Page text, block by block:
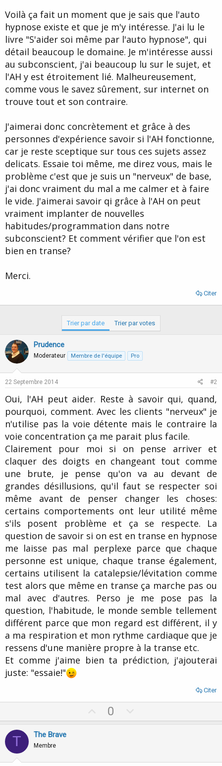
e
a
d
i
c
u
s
i
Voilà ça fait un moment que je sais que l'auto
hypnose existe et que je m'y intéresse. J'ai lu le
livre "S'aider soi même par l'auto hypnose", qui
détail beaucoup le domaine. Je m'intéresse aussi
au subconscient, j'ai beaucoup lu sur le sujet, et
l'AH y est étroitement lié. Malheureusement,
comme vous le savez sûrement, sur internet on
trouve tout et son contraire.
J'aimerai donc concrètement et grâce à des
personnes d'expérience savoir si l'AH fonctionne,
car je reste sceptique sur tous ces sujets assez
delicats. Essaie toi même, me direz vous, mais le
problème c'est que je suis un "nerveux" de base,
j'ai donc vraiment du mal a me calmer et à faire
le vide. J'aimerai savoir qi grâce à l'AH on peut
vraiment implanter de nouvelles
habitudes/programmation dans notre
subconscient? Et comment vérifier que l'on est
bien en transe?
Merci.
Citer
Trier par date Trier par votes
Prudence
Moderateur Membre de l'équipe Pro
22 Septembre 2014 #2
Oui, l'AH peut aider. Reste à savoir qui, quand,
pourquoi, comment. Avec les clients "nerveux" je
n'utilise pas la voie détente mais le contraire la
voie concentration ça me parait plus facile.
Clairement pour moi si on pense arriver et
claquer des doigts en changeant tout comme
une brute, je pense qu'on va au devant de
grandes désillusions, qu'il faut se respecter soi
même avant de penser changer les choses:
certains comportements ont leur utilité même
s'ils posent problème et ça se respecte. La
question de savoir si on est en transe en hypnose
me laisse pas mal perplexe parce que chaque
personne est unique, chaque transe également,
certains utilisent la catalepsie/lévitation comme
test alors que même en transe ça marche pas ou
mal avec d'autres. Perso je me pose pas la
question, l'habitude, le monde semble tellement
différent parce que mon regard est différent, il y
a ma respiration et mon rythme cardiaque que je
ressens d'une manière propre à la transe etc.
Et comme j'aime bien ta prédiction, j'ajouterai
juste: "essaie!"
Citer
p
t
0
o
v
T The Brave
Membre